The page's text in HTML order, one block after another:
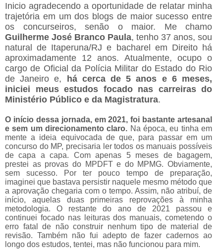
Inicio agradecendo a oportunidade de relatar minha
trajetória em um dos blogs de maior sucesso entre
os concurseiros, senão o maior. Me chamo
Guilherme José Branco Paula, tenho 37 anos, sou
natural de Itaperuna/RJ e bacharel em Direito há
aproximadamente 12 anos. Atualmente, ocupo o
cargo de Oficial da Polícia Militar do Estado do Rio
de Janeiro e, há cerca de 5 anos e 6 meses,
iniciei meus estudos focado nas carreiras do
Ministério Público e da Magistratura.
O início dessa jornada, em 2021, foi bastante artesanal
e sem um direcionamento claro. Na época, eu tinha em
mente a ideia equivocada de que, para passar em um
concurso do MP, precisaria ler todos os manuais possíveis
de capa a capa. Com apenas 5 meses de bagagem,
prestei as provas do MPDFT e do MPMG. Obviamente,
sem sucesso. Por ter pouco tempo de preparação,
imaginei que bastava persistir naquele mesmo método que
a aprovação chegaria com o tempo. Assim, não atribuí, de
início, aquelas duas primeiras reprovações à minha
metodologia. O restante do ano de 2021 passou e
continuei focado nas leituras dos manuais, cometendo o
erro fatal de não construir nenhum tipo de material de
revisão. Também não fui adepto de fazer cadernos ao
longo dos estudos, tentei, mas não funcionou para mim.